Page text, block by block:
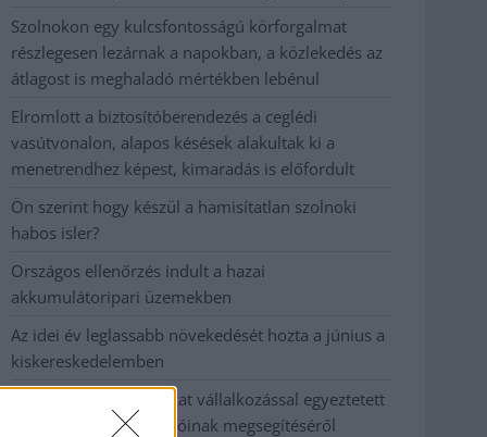
Szolnokon egy kulcsfontosságú körforgalmat
részlegesen lezárnak a napokban, a közlekedés az
átlagost is meghaladó mértékben lebénul
Elromlott a biztosítóberendezés a ceglédi
vasútvonalon, alapos késések alakultak ki a
menetrendhez képest, kimaradás is előfordult
Ön szerint hogy készül a hamisítatlan szolnoki
habos isler?
Országos ellenőrzés indult a hazai
akkumulátoripari üzemekben
Az idei év leglassabb növekedését hozta a június a
kiskereskedelemben
Györfi Mihály több tucat vállalkozással egyeztetett
a kerékpárgyár dolgozóinak megsegítéséről